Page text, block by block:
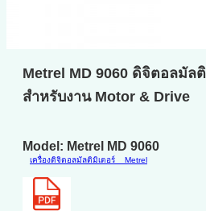
Metrel MD 9060 ดิจิตอลมัล
สำหรับงาน Motor & Drive
Model: Metrel MD 9060
เครื่องดิจิตอลมัลติมิเตอร์ Metrel